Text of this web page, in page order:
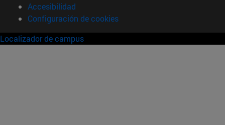
Accesibilidad
Configuración de cookies
Localizador de campus